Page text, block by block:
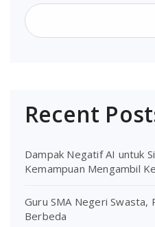
Recent
Dampak Negatif AI untuk
Kemampuan Mengambil
Guru SMA Negeri Swasta,
Berbeda